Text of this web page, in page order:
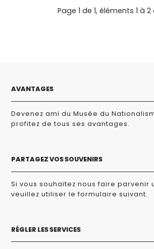
Page 1 de 1, éléments 1 à 2
AVANTAGES
Devenez ami du Musée du
profitez de tous ses avantages.
PARTAGEZ VOS SOUVENIRS
Si vous souhaitez nous faire parvenir
veuillez utiliser le formulaire suivant.
RÉGLER LES SERVICES